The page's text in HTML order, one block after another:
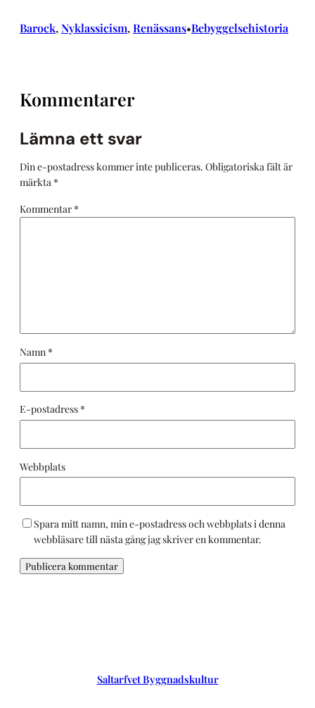
Barock, Nyklassicism, Renässans•Bebyggelsehistoria
Kommentarer
Lämna ett svar
Din e-postadress kommer inte publiceras. Obligatoriska fält är
märkta *
Kommentar *
Namn *
E-postadress *
Webbplats
Spara mitt namn, min e-postadress och webbplats i denna
webbläsare till nästa gång jag skriver en kommentar.
Saltarfvet Byggnadskultur